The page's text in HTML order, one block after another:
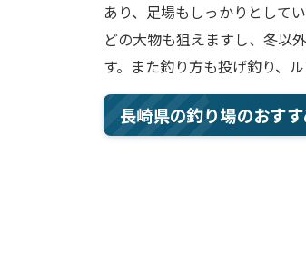
あり、足場もしっかりとして
どの大物も狙えますし、冬以
す。また釣り方も投げ釣り、
長崎県の釣り場のおす